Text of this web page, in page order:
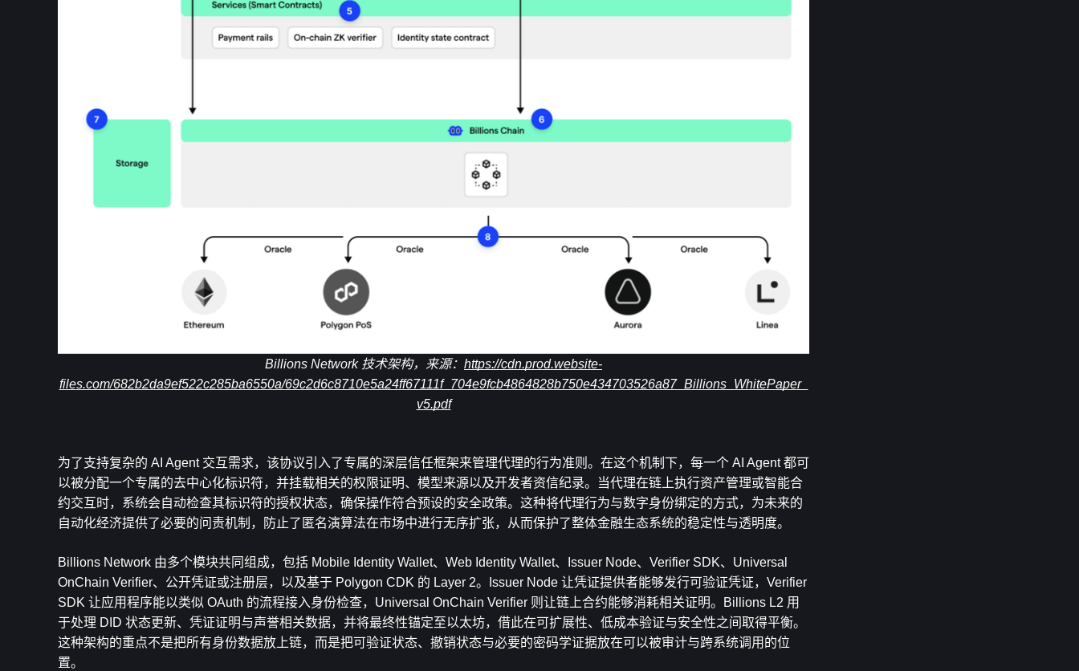
Billions Network 技术架构，来源： https://cdn.prod.website-
files.com/682b2da9ef522c285ba6550a/69c2d6c8710e5a24ff67111f_704e9fcb4864828b750e434703526a87_Billions_WhitePaper_
v5.pdf
为了支持复杂的 AI Agent 交互需求，该协议引入了专属的深层信任框架来管理代理的行为准则。在这个机制下，每一个 AI Agent 都可
以被分配一个专属的去中心化标识符，并挂载相关的权限证明、模型来源以及开发者资信纪录。当代理在链上执行资产管理或智能合
约交互时，系统会自动检查其标识符的授权状态，确保操作符合预设的安全政策。这种将代理行为与数字身份绑定的方式，为未来的
自动化经济提供了必要的问责机制，防止了匿名演算法在市场中进行无序扩张，从而保护了整体金融生态系统的稳定性与透明度。
Billions Network 由多个模块共同组成，包括 Mobile Identity Wallet、Web Identity Wallet、Issuer Node、Verifier SDK、Universal
OnChain Verifier、公开凭证或注册层，以及基于 Polygon CDK 的 Layer 2。Issuer Node 让凭证提供者能够发行可验证凭证，Verifier
SDK 让应用程序能以类似 OAuth 的流程接入身份检查，Universal OnChain Verifier 则让链上合约能够消耗相关证明。Billions L2 用
于处理 DID 状态更新、凭证证明与声誉相关数据，并将最终性锚定至以太坊，借此在可扩展性、低成本验证与安全性之间取得平衡。
这种架构的重点不是把所有身份数据放上链，而是把可验证状态、撤销状态与必要的密码学证据放在可以被审计与跨系统调用的位
置。